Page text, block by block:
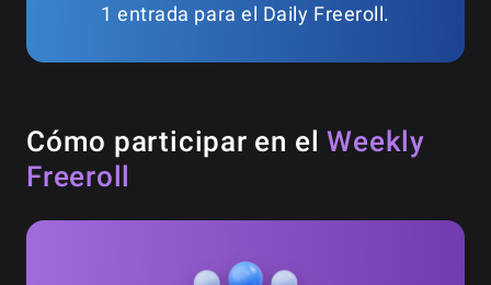
1 entrada para el Daily Freeroll.
Cómo participar en elWeekly
Freeroll